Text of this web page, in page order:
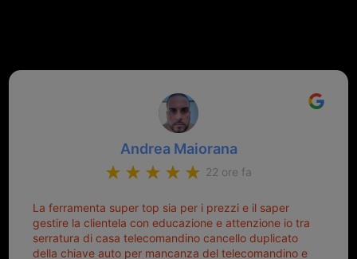
Andrea Maiorana
22 ore fa
La ferramenta super top sia per i prezzi e il saper
gestire la clientela con educazione e attenzione io tra
serratura di casa telecomandino cancello duplicato
della chiave auto per mancanza del telecomandino e